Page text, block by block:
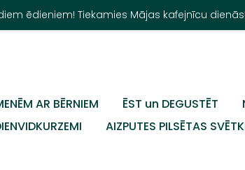
ēdieniem! Tiekamies Mājas kafejnīcu
AR BĒRNIEM ĒST un DEGUSTĒT
AIZPUTES PILSĒTAS